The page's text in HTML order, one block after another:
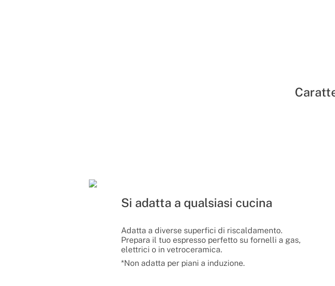
Si adatta a qualsiasi cucina
Adatta a diverse superfici di riscaldamento.
Prepara il tuo espresso perfetto su fornelli a gas,
elettrici o in vetroceramica.
*Non adatta per piani a induzione.